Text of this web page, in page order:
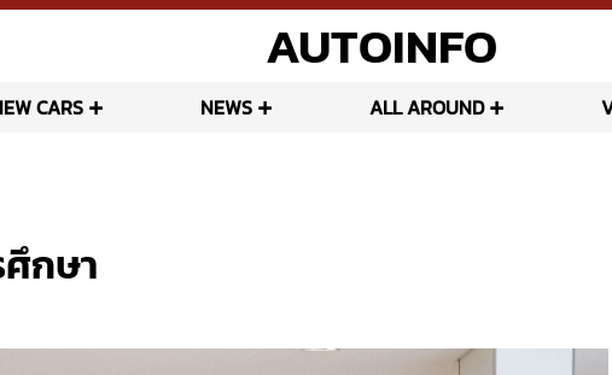
AUTOINFO
CARS NEWS ALL AROUND
กษา